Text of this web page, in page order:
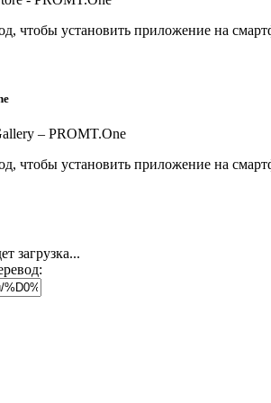
чтобы установить приложение на
чтобы установить приложение на
загрузка...